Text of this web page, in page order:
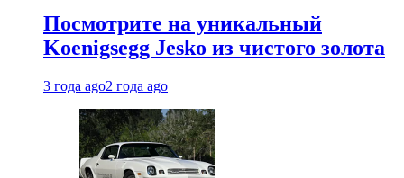
Посмотрите на уникальный
Koenigsegg Jesko из чистого золота
3 года ago2 года ago